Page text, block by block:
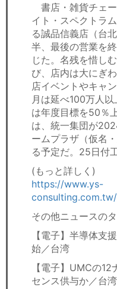
書店・雑貨チェ
イト・スペクトラ
る誠品信義店（台
半、最後の営業を
じた。名残を惜し
び、店内は大にぎ
店イベントやキャ
月は延べ100万人
は年度目標を50％
は、統一集団が
ームプラザ（仮名
る予定だ。25日付
(もっと詳しく)
https://www.ys-
その他ニュースのタ
【電子】半導体支
始／台湾
【電子】UMCの
センス供与か／台湾